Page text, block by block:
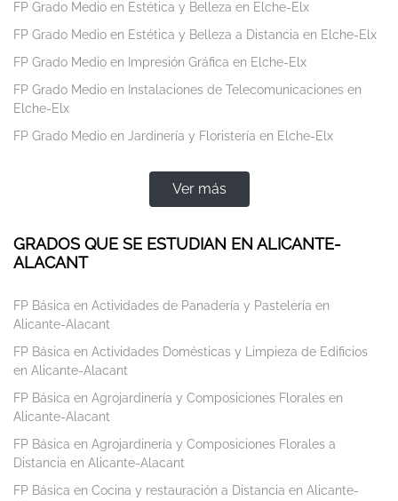
FP Grado Medio en Estética y Belleza en Elche-Elx
FP Grado Medio en Estética y Belleza a Distancia en Elche-Elx
FP Grado Medio en Impresión Gráfica en Elche-Elx
FP Grado Medio en Instalaciones de Telecomunicaciones en
Elche-Elx
FP Grado Medio en Jardinería y Floristería en Elche-Elx
Ver más
GRADOS QUE SE ESTUDIAN EN ALICANTE-
ALACANT
FP Básica en Actividades de Panadería y Pastelería en
Alicante-Alacant
FP Básica en Actividades Domésticas y Limpieza de Edificios
en Alicante-Alacant
FP Básica en Agrojardinería y Composiciones Florales en
Alicante-Alacant
FP Básica en Agrojardinería y Composiciones Florales a
Distancia en Alicante-Alacant
FP Básica en Cocina y restauración a Distancia en Alicante-